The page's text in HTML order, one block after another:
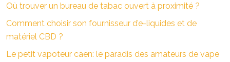
Où trouver un bureau de tabac ouvert à proximité ?
Comment choisir son fournisseur d’e-liquides et de
matériel CBD ?
Le petit vapoteur caen: le paradis des amateurs de vape